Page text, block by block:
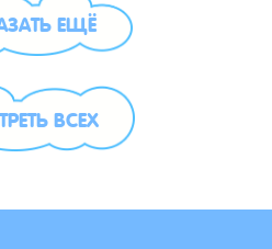
ЕЩЁ
ВСЕХ